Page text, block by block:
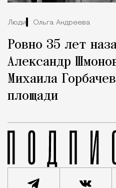
Люди Ольга Андреева
Ровно 35 лет
Александр
Михаила
площади